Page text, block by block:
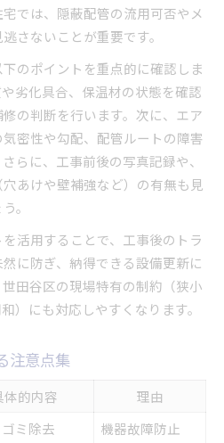
では、隠蔽配管の流用可否やメ
さないことが重要です。
のポイントを重点的に確認しま
劣化具合、保温材の状態を確認
の判断を行います。次に、エア
密性や勾配、配管ルートの障害
らに、工事前後の写真記録や、
あけや壁補強など）の有無も見
。
活用することで、工事後のトラ
に防ぎ、納得できる設備更新に
田谷区の現場特有の制約（狭小
）にも対応しやすくなります。
注意点集
体的内容
理由
ミ除去
機器故障防止